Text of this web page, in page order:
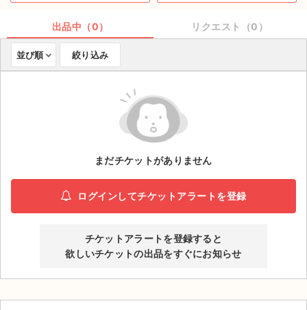
取扱チケット
ライブ・コンサート（海外）
演劇・ミュージカル
出品中（0） リクエスト（0）
並び順 絞り込み
まだチケットがありません
ログインしてチケットアラートを登録
チケットアラートを登録すると
欲しいチケットの出品をすぐにお知らせ